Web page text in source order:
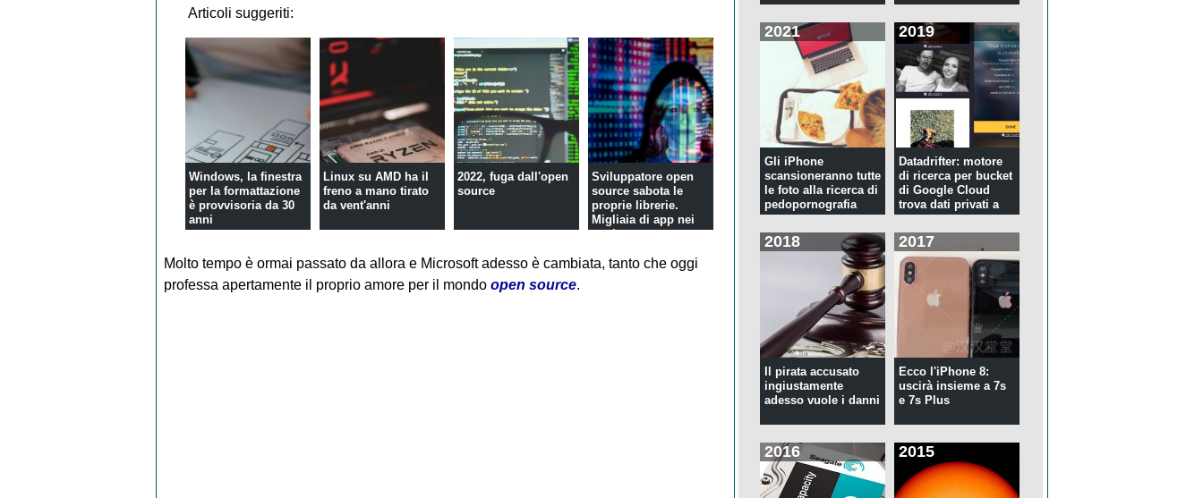
Articoli suggeriti:
Windows, la finestra
per la formattazione
è provvisoria da 30
anni
Linux su AMD ha il
freno a mano tirato
da vent'anni
2022, fuga dall'open
source
Sviluppatore open
source sabota le
proprie librerie.
Migliaia di app nei
guai
Molto tempo è ormai passato da allora e Microsoft adesso è cambiata, tanto che oggi
professa apertamente il proprio amore per il mondo open source.
2021
Gli iPhone
scansioneranno tutte
le foto alla ricerca di
pedopornografia
2019
Datadrifter: motore
di ricerca per bucket
di Google Cloud
trova dati privati a
p...
2018
Il pirata accusato
ingiustamente
adesso vuole i danni
2017
Ecco l'iPhone 8:
uscirà insieme a 7s
e 7s Plus
2016 2015